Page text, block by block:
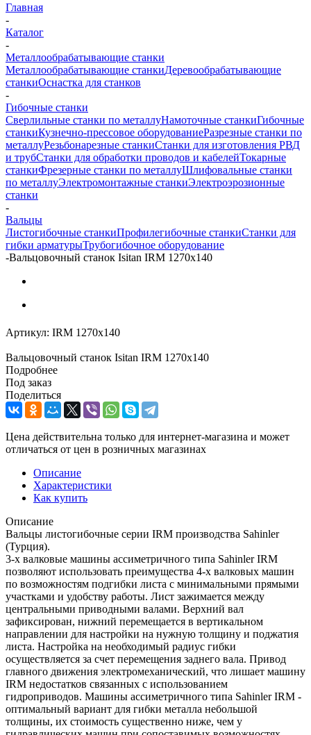
Главная
-
Каталог
-
Металлообрабатывающие станки
Металлообрабатывающие станкиДеревообрабатывающие
станкиОснастка для станков
-
Гибочные станки
Сверлильные станки по металлуНамоточные станкиГибочные
станкиКузнечно-прессовое оборудованиеРазрезные станки по
металлуРезьбонарезные станкиСтанки для изготовления РВД
и трубСтанки для обработки проводов и кабелейТокарные
станкиФрезерные станки по металлуШлифовальные станки
по металлуЭлектромонтажные станкиЭлектроэрозионные
станки
-
Вальцы
Листогибочные станкиПрофилегибочные станкиСтанки для
гибки арматурыТрубогибочное оборудование
-Вальцовочный станок Isitan IRM 1270х140
Артикул: IRM 1270х140
Вальцовочный станок Isitan IRM 1270х140
Подробнее
Под заказ
Поделиться
Цена действительна только для интернет-магазина и может
отличаться от цен в розничных магазинах
Описание
Характеристики
Как купить
Описание
Вальцы листогибочные серии IRM производства Sahinler
(Турция).
3-х валковые машины ассиметричного типа Sahinler IRM
позволяют использовать преимущества 4-х валковых машин
по возможностям подгибки листа с минимальными прямыми
участками и удобству работы. Лист зажимается между
центральными приводными валами. Верхний вал
зафиксирован, нижний перемещается в вертикальном
направлении для настройки на нужную толщину и поджатия
листа. Настройка на необходимый радиус гибки
осуществляется за счет перемещения заднего вала. Привод
главного движения электромеханический, что лишает машину
IRM недостатков связанных с использованием
гидроприводов. Машины ассиметричного типа Sahinler IRM -
оптимальный вариант для гибки металла небольшой
толщины, их стоимость существенно ниже, чем у